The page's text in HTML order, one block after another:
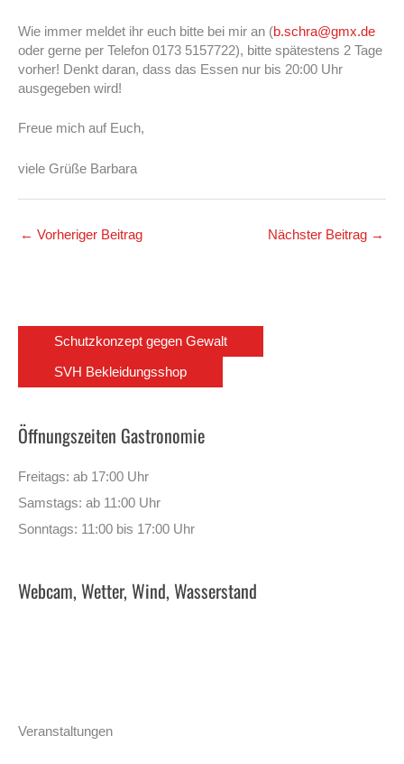
Wie immer meldet ihr euch bitte bei mir an (b.schra@gmx.de
oder gerne per Telefon 0173 5157722), bitte spätestens 2 Tage
vorher! Denkt daran, dass das Essen nur bis 20:00 Uhr
ausgegeben wird!
Freue mich auf Euch,
viele Grüße Barbara
← Vorheriger Beitrag Nächster Beitrag →
Schutzkonzept gegen Gewalt
SVH Bekleidungsshop
Öffnungszeiten Gastronomie
Freitags: ab 17:00 Uhr
Samstags: ab 11:00 Uhr
Sonntags: 11:00 bis 17:00 Uhr
Webcam, Wetter, Wind, Wasserstand
Veranstaltungen